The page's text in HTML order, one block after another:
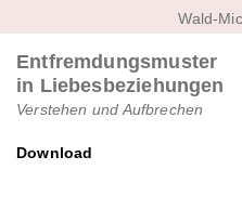
Wald-
Entfremdungsmuster
in Liebesbeziehungen
Verstehen und Aufbrechen
Download